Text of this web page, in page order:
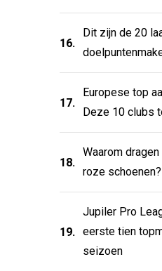
16.
Dit zijn de 20
17.
Europese top
Deze 10
18.
Waarom
roze schoenen?
19.
Jupiler Pro
eerste tien
seizoen